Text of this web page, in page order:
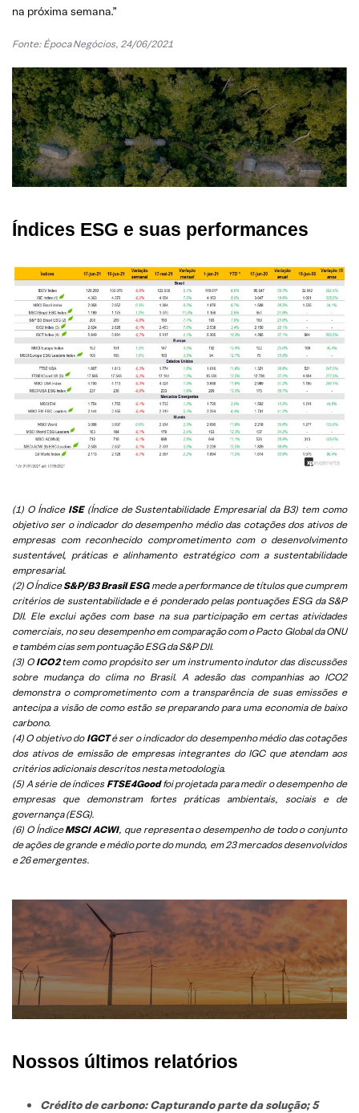
na próxima semana.”
Fonte: Época Negócios, 24/06/2021
Índices ESG e suas performances
(1) O Índice ISE(Índice de Sustentabilidade Empresarial da B3) tem como
objetivo ser o indicador do desempenho médio das cotações dos ativos de
empresas com reconhecido comprometimento com o desenvolvimento
sustentável, práticas e alinhamento estratégico com a sustentabilidade
empresarial.
(2) O ÍndiceS&P/B3 Brasil ESGmede a performance de títulos que cumprem
critérios de sustentabilidade e é ponderado pelas pontuações ESG da S&P
DJI. Ele exclui ações com base na sua participação em certas atividades
comerciais, no seu desempenho em comparação com o Pacto Global da ONU
e também cias sem pontuação ESG da S&P DJI.
(3) O ICO2tem como propósito ser um instrumento indutor das discussões
sobre mudança do clima no Brasil. A adesão das companhias ao ICO2
demonstra o comprometimento com a transparência de suas emissões e
antecipa a visão de como estão se preparando para uma economia de baixo
carbono.
(4) O objetivo do IGCTé ser o indicador do desempenho médio das cotações
dos ativos de emissão de empresas integrantes do IGC que atendam aos
critérios adicionais descritos nesta metodologia.
(5) A série de índices FTSE4Goodfoi projetada para medir o desempenho de
empresas que demonstram fortes práticas ambientais, sociais e de
governança (ESG).
(6) O ÍndiceMSCI ACWI, que representa o desempenho de todo o conjunto
de ações de grande e médio porte do mundo, em 23 mercados desenvolvidos
e 26 emergentes.
Nossos últimos relatórios
Crédito de carbono: Capturando parte da solução; 5